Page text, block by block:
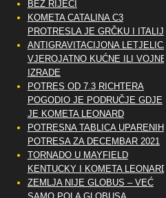
BEZ RIJEČI
KOMETA CATALINA C3
PROTRESLA JE GRČKU I ITALIJU
ANTIGRAVITACIJONA LETJELICA
VJEROJATNO KUĆNE ILI VOJNE
IZRADE
POTRES OD 7.3 RICHTERA
POGODIO JE PODRUČJE GDJE
JE KOMETA LEONARD
POTRESNA TABLICA UPARENIH
POTRESA ZA DECEMBAR 2021
TORNADO U MAYFIELD
KENTUCKY I KOMETA LEONARD
ZEMLJA NIJE GLOBUS – VEĆ